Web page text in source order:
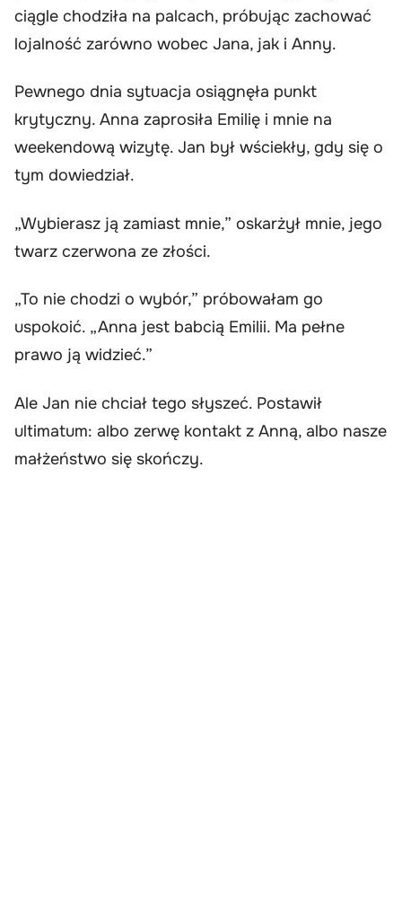
ciągle chodziła na palcach, próbując zachować
lojalność zarówno wobec Jana, jak i Anny.
Pewnego dnia sytuacja osiągnęła punkt
krytyczny. Anna zaprosiła Emilię i mnie na
weekendową wizytę. Jan był wściekły, gdy się o
tym dowiedział.
„Wybierasz ją zamiast mnie,” oskarżył mnie, jego
twarz czerwona ze złości.
„To nie chodzi o wybór,” próbowałam go
uspokoić. „Anna jest babcią Emilii. Ma pełne
prawo ją widzieć.”
Ale Jan nie chciał tego słyszeć. Postawił
ultimatum: albo zerwę kontakt z Anną, albo nasze
małżeństwo się skończy.